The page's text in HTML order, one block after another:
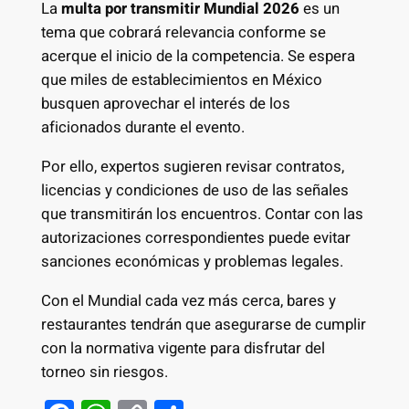
Lamulta por transmitir Mundial 2026 es un
tema que cobrará relevancia conforme se
acerque el inicio de la competencia. Se espera
que miles de establecimientos en México
busquen aprovechar el interés de los
aficionados durante el evento.
Por ello, expertos sugieren revisar contratos,
licencias y condiciones de uso de las señales
que transmitirán los encuentros. Contar con las
autorizaciones correspondientes puede evitar
sanciones económicas y problemas legales.
Con el Mundial cada vez más cerca, bares y
restaurantes tendrán que asegurarse de cumplir
con la normativa vigente para disfrutar del
torneo sin riesgos.